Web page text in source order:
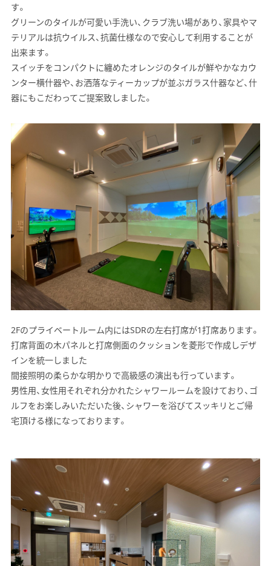
す。
グリーンのタイルが可愛い手洗い、クラブ洗い場があり、家具やマ
テリアルは抗ウイルス、抗菌仕様なので安心して利用することが
出来ます。
スイッチをコンパクトに纏めたオレンジのタイルが鮮やかなカウ
ンター横什器や、お洒落なティーカップが並ぶガラス什器など、什
器にもこだわってご提案致しました。
2Fのプライベートルーム内にはSDRの左右打席が1打席あります。
打席背面の木パネルと打席側面のクッションを菱形で作成しデザ
インを統一しました
間接照明の柔らかな明かりで高級感の演出も行っています。
男性用、女性用それぞれ分かれたシャワールームを設けており、ゴ
ルフをお楽しみいただいた後、シャワーを浴びてスッキリとご帰
宅頂ける様になっております。